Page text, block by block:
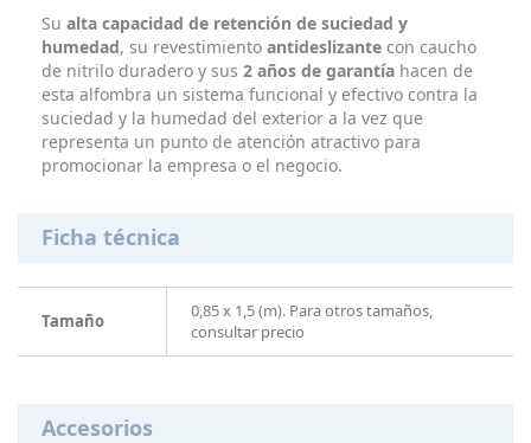
Su alta capacidad de retención de suciedad y
humedad, su revestimiento antideslizante con caucho
de nitrilo duradero y sus 2 años de garantía hacen de
esta alfombra un sistema funcional y efectivo contra la
suciedad y la humedad del exterior a la vez que
representa un punto de atención atractivo para
promocionar la empresa o el negocio.
Ficha técnica
Tamaño
0,85 x 1,5 (m). Para otros tamaños,
consultar precio
Accesorios